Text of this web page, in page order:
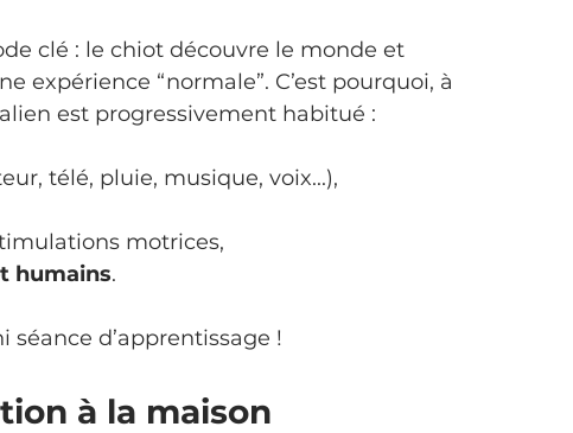
clé : le chiot découvre le monde et
expérience “normale”. C’est pourquoi, à
est progressivement habitué :
télé, pluie, musique, voix...),
motrices,
humains.
d’apprentissage !
à la maison